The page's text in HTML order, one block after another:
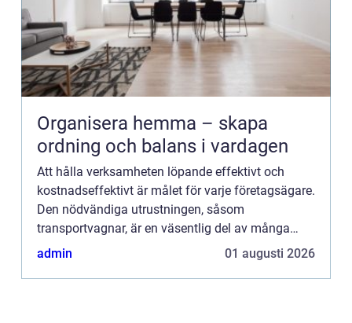
Organisera hemma – skapa
ordning och balans i vardagen
Att hålla verksamheten löpande effektivt och
kostnadseffektivt är målet för varje företagsägare.
Den nödvändiga utrustningen, såsom
transportvagnar, är en väsentlig del av många
f&o...
admin 01 augusti 2026